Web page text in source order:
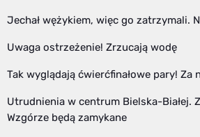
Jechał wężykiem, więc go zatrzymali.
Uwaga ostrzeżenie! Zrzucają wodę
Tak wyglądają ćwierćfinałowe pary! Za
Utrudnienia w centrum Bielska-Białej.
Wzgórze będą zamykane